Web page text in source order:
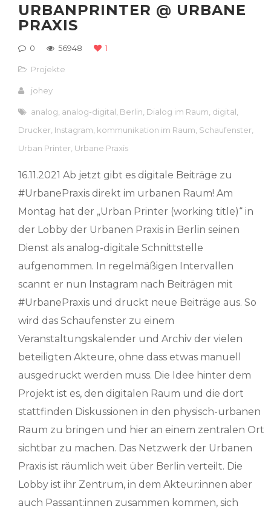
URBANPRINTER @ URBANE
PRAXIS
0 56948 1
Projekte
johey
analog analog-digital Berlin Dialog im Raum digital
Drucker Instagram kommunikation im Raum Schaufenster
Urban Printer Urbane Praxis
16.11.2021 Ab jetzt gibt es digitale Beiträge zu
#UrbanePraxis direkt im urbanen Raum! Am
Montag hat der „Urban Printer (working title)“ in
der Lobby der Urbanen Praxis in Berlin seinen
Dienst als analog-digitale Schnittstelle
aufgenommen. In regelmäßigen Intervallen
scannt er nun Instagram nach Beiträgen mit
#UrbanePraxis und druckt neue Beiträge aus. So
wird das Schaufenster zu einem
Veranstaltungskalender und Archiv der vielen
beteiligten Akteure, ohne dass etwas manuell
ausgedruckt werden muss. Die Idee hinter dem
Projekt ist es, den digitalen Raum und die dort
stattfinden Diskussionen in den physisch-urbanen
Raum zu bringen und hier an einem zentralen Ort
sichtbar zu machen. Das Netzwerk der Urbanen
Praxis ist räumlich weit über Berlin verteilt. Die
Lobby ist ihr Zentrum, in dem Akteur:innen aber
auch Passant:innen zusammen kommen, sich